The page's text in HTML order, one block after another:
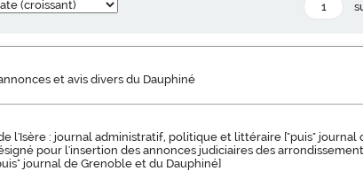
et avis divers du Dauphiné
l'Isère : journal administratif, politique et littéraire ["puis"
pour l'insertion des annonces judiciaires des
journal de Grenoble et du Dauphiné]